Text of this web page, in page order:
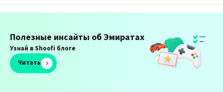
Все объявления Shoofi теперь в Telegram
Не пропусти
Присоединиться